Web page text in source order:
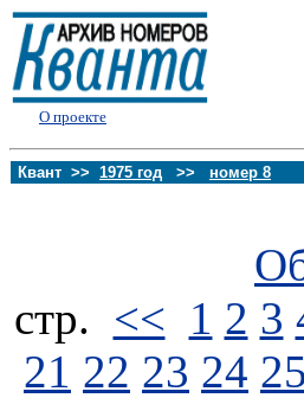
О проекте
Квант >> 1975 год >> номер 8
стp. << 1 2 3
21 22 23 24 25